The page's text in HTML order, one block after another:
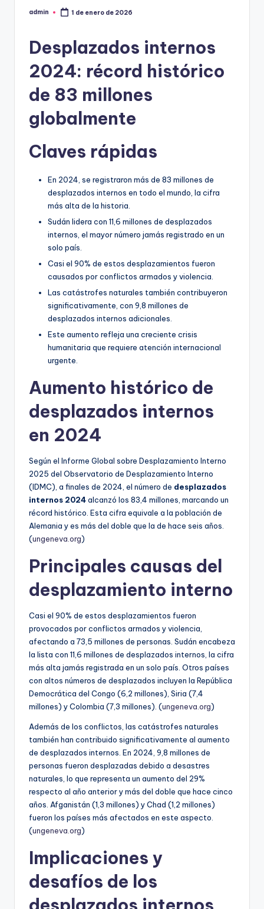
Publicado
admin 1 de enero de 2026
Desplazados internos
2024: récord histórico
de 83 millones
globalmente
Claves rápidas
En 2024, se registraron más de 83 millones de
desplazados internos en todo el mundo, la cifra
más alta de la historia.
Sudán lidera con 11,6 millones de desplazados
internos, el mayor número jamás registrado en un
solo país.
Casi el 90% de estos desplazamientos fueron
causados por conflictos armados y violencia.
Las catástrofes naturales también contribuyeron
significativamente, con 9,8 millones de
desplazados internos adicionales.
Este aumento refleja una creciente crisis
humanitaria que requiere atención internacional
urgente.
Aumento histórico de
desplazados internos
en 2024
Según el Informe Global sobre Desplazamiento Interno
2025 del Observatorio de Desplazamiento Interno
(IDMC), a finales de 2024, el número de desplazados
internos 2024alcanzó los 83,4 millones, marcando un
récord histórico. Esta cifra equivale a la población de
Alemania y es más del doble que la de hace seis años.
(ungeneva.org)
Principales causas del
desplazamiento interno
Casi el 90% de estos desplazamientos fueron
provocados por conflictos armados y violencia,
afectando a 73,5 millones de personas. Sudán encabeza
la lista con 11,6 millones de desplazados internos, la cifra
más alta jamás registrada en un solo país. Otros países
con altos números de desplazados incluyen la República
Democrática del Congo (6,2 millones), Siria (7,4
millones) y Colombia (7,3 millones). (ungeneva.org)
Además de los conflictos, las catástrofes naturales
también han contribuido significativamente al aumento
de desplazados internos. En 2024, 9,8 millones de
personas fueron desplazadas debido a desastres
naturales, lo que representa un aumento del 29%
respecto al año anterior y más del doble que hace cinco
años. Afganistán (1,3 millones) y Chad (1,2 millones)
fueron los países más afectados en este aspecto.
(ungeneva.org)
Implicaciones y
desafíos de los